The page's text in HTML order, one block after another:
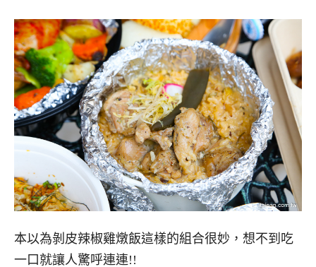
本以為剝皮辣椒雞燉飯這樣的組合很妙，想不到吃
一口就讓人驚呼連連!!